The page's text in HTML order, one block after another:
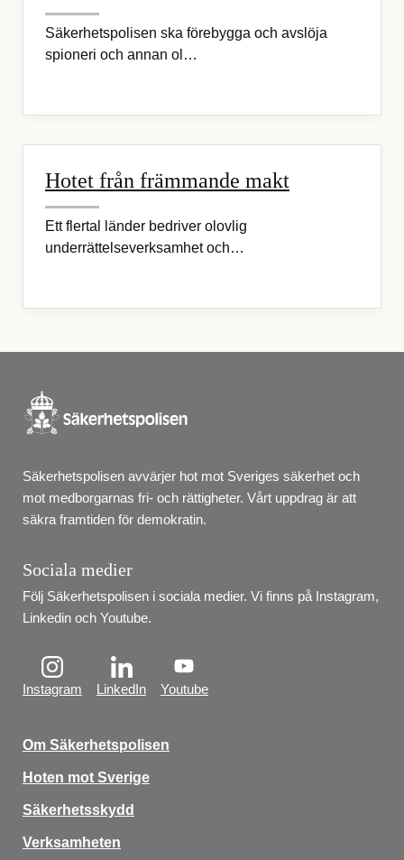
Säkerhetspolisen ska förebygga och avslöja
spioneri och annan ol…
Hotet från främmande makt
Ett flertal länder bedriver olovlig
underrättelseverksamhet och…
Säkerhetspolisen avvärjer hot mot Sveriges säkerhet och
mot medborgarnas fri- och rättigheter. Vårt uppdrag är att
säkra framtiden för demokratin.
Sociala medier
Följ Säkerhetspolisen i sociala medier. Vi finns på Instagram,
Linkedin och Youtube.
Instagram LinkedIn Youtube
Om Säkerhetspolisen
Hoten mot Sverige
Säkerhetsskydd
Verksamheten